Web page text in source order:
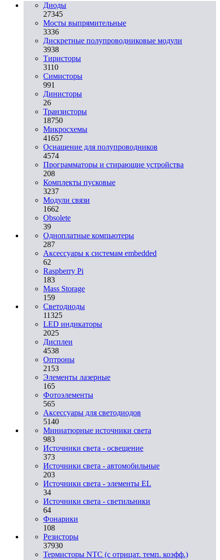
Диоды
27345
Мосты выпрямительные
3336
Дискретные полупроводниковые модули
3938
Тиристоры
3110
Симисторы
991
Динисторы
26
Транзисторы
18750
Микросхемы
41657
Оснащение для полупроводников
4574
Программаторы и стирающие устройства
208
Комплекты пусковые
3237
Модули связи
1662
Obsolete
39
Одноплатные компьютеры
287
Аксессуары к системам embedded
62
Raspberry Pi
183
Mass Storage
159
Светодиоды
11325
LED индикаторы
2025
Дисплеи
4538
Оптроны
2153
Элементы лазерные
165
Фотоэлементы
565
Аксессуары для светодиодов
5140
Миниатюрные источники света
983
Источники света - освещение
373
Источники света - автомобильные
203
Источники света - элементы EL
34
Источники света - светильники
64
Фонарики
108
Резисторы
37930
Термисторы NTC (с отрицат. темп. коэфф.)